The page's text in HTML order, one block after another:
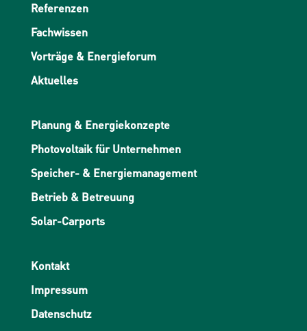
Referenzen
Fachwissen
Vorträge & Energieforum
Aktuelles
Planung & Energiekonzepte
Photovoltaik für Unternehmen
Speicher- & Energiemanagement
Betrieb & Betreuung
Solar-Carports
Kontakt
Impressum
Datenschutz